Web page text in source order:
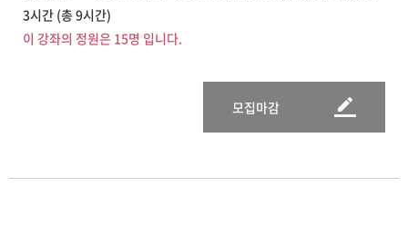
3시간 (총 9시간)
이 강좌의 정원은 15명 입니다.
모집마감